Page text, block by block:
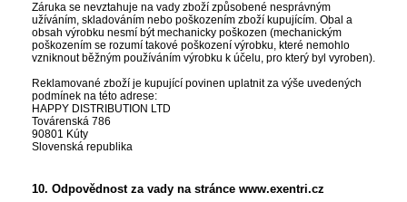
Záruka se nevztahuje na vady zboží způsobené nesprávným
užíváním, skladováním nebo poškozením zboží kupujícím. Obal a
obsah výrobku nesmí být mechanicky poškozen (mechanickým
poškozením se rozumí takové poškození výrobku, které nemohlo
vzniknout běžným používáním výrobku k účelu, pro který byl vyroben).
Reklamované zboží je kupující povinen uplatnit za výše uvedených
podmínek na této adrese:
HAPPY DISTRIBUTION LTD
Továrenská 786
90801 Kúty
Slovenská republika
10. Odpovědnost za vady na stránce www.exentri.cz